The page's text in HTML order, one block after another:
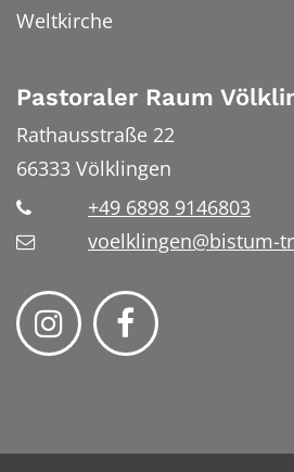
Weltkirche
Pastoraler Raum
Rathausstraße 22
66333 Völklingen
+49 6898 9146803
voelklingen@bistum-